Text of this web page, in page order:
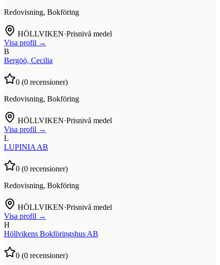
Redovisning, Bokföring
HÖLLVIKEN·Prisnivå medel
Visa profil →
B
Bergöö, Cecilia
0 (0 recensioner)
Redovisning, Bokföring
HÖLLVIKEN·Prisnivå medel
Visa profil →
L
LUPINIA AB
0 (0 recensioner)
Redovisning, Bokföring
HÖLLVIKEN·Prisnivå medel
Visa profil →
H
Höllvikens Bokföringshus AB
0 (0 recensioner)